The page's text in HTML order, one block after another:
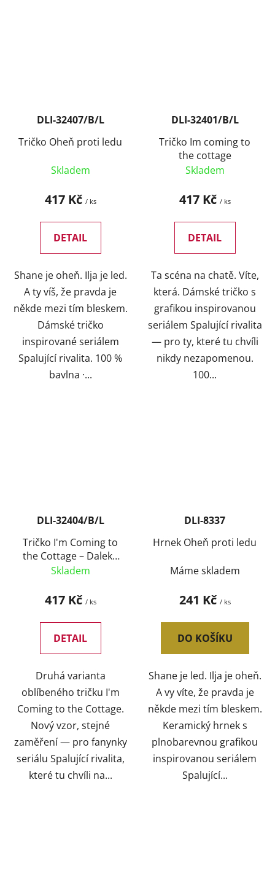
DLI-32407/B/L
Tričko Oheň proti ledu
Skladem
417 Kč / ks
DETAIL
Shane je oheň. Ilja je led.
A ty víš, že pravda je
někde mezi tím bleskem.
Dámské tričko
inspirované seriálem
Spalující rivalita. 100 %
bavlna ·...
DLI-32401/B/L
Tričko Im coming to
the cottage
Skladem
417 Kč / ks
DETAIL
Ta scéna na chatě. Víte,
která. Dámské tričko s
grafikou inspirovanou
seriálem Spalující rivalita
— pro ty, které tu chvíli
nikdy nezapomenou.
100...
DLI-32404/B/L
Tričko I'm Coming to
the Cottage – Daleko
od ledu
Skladem
417 Kč / ks
DETAIL
Druhá varianta
oblíbeného tričku I'm
Coming to the Cottage.
Nový vzor, stejné
zaměření — pro fanynky
seriálu Spalující rivalita,
které tu chvíli na...
DLI-8337
Hrnek Oheň proti ledu
Máme skladem
241 Kč / ks
DO KOŠÍKU
Shane je led. Ilja je oheň.
A vy víte, že pravda je
někde mezi tím bleskem.
Keramický hrnek s
plnobarevnou grafikou
inspirovanou seriálem
Spalující...